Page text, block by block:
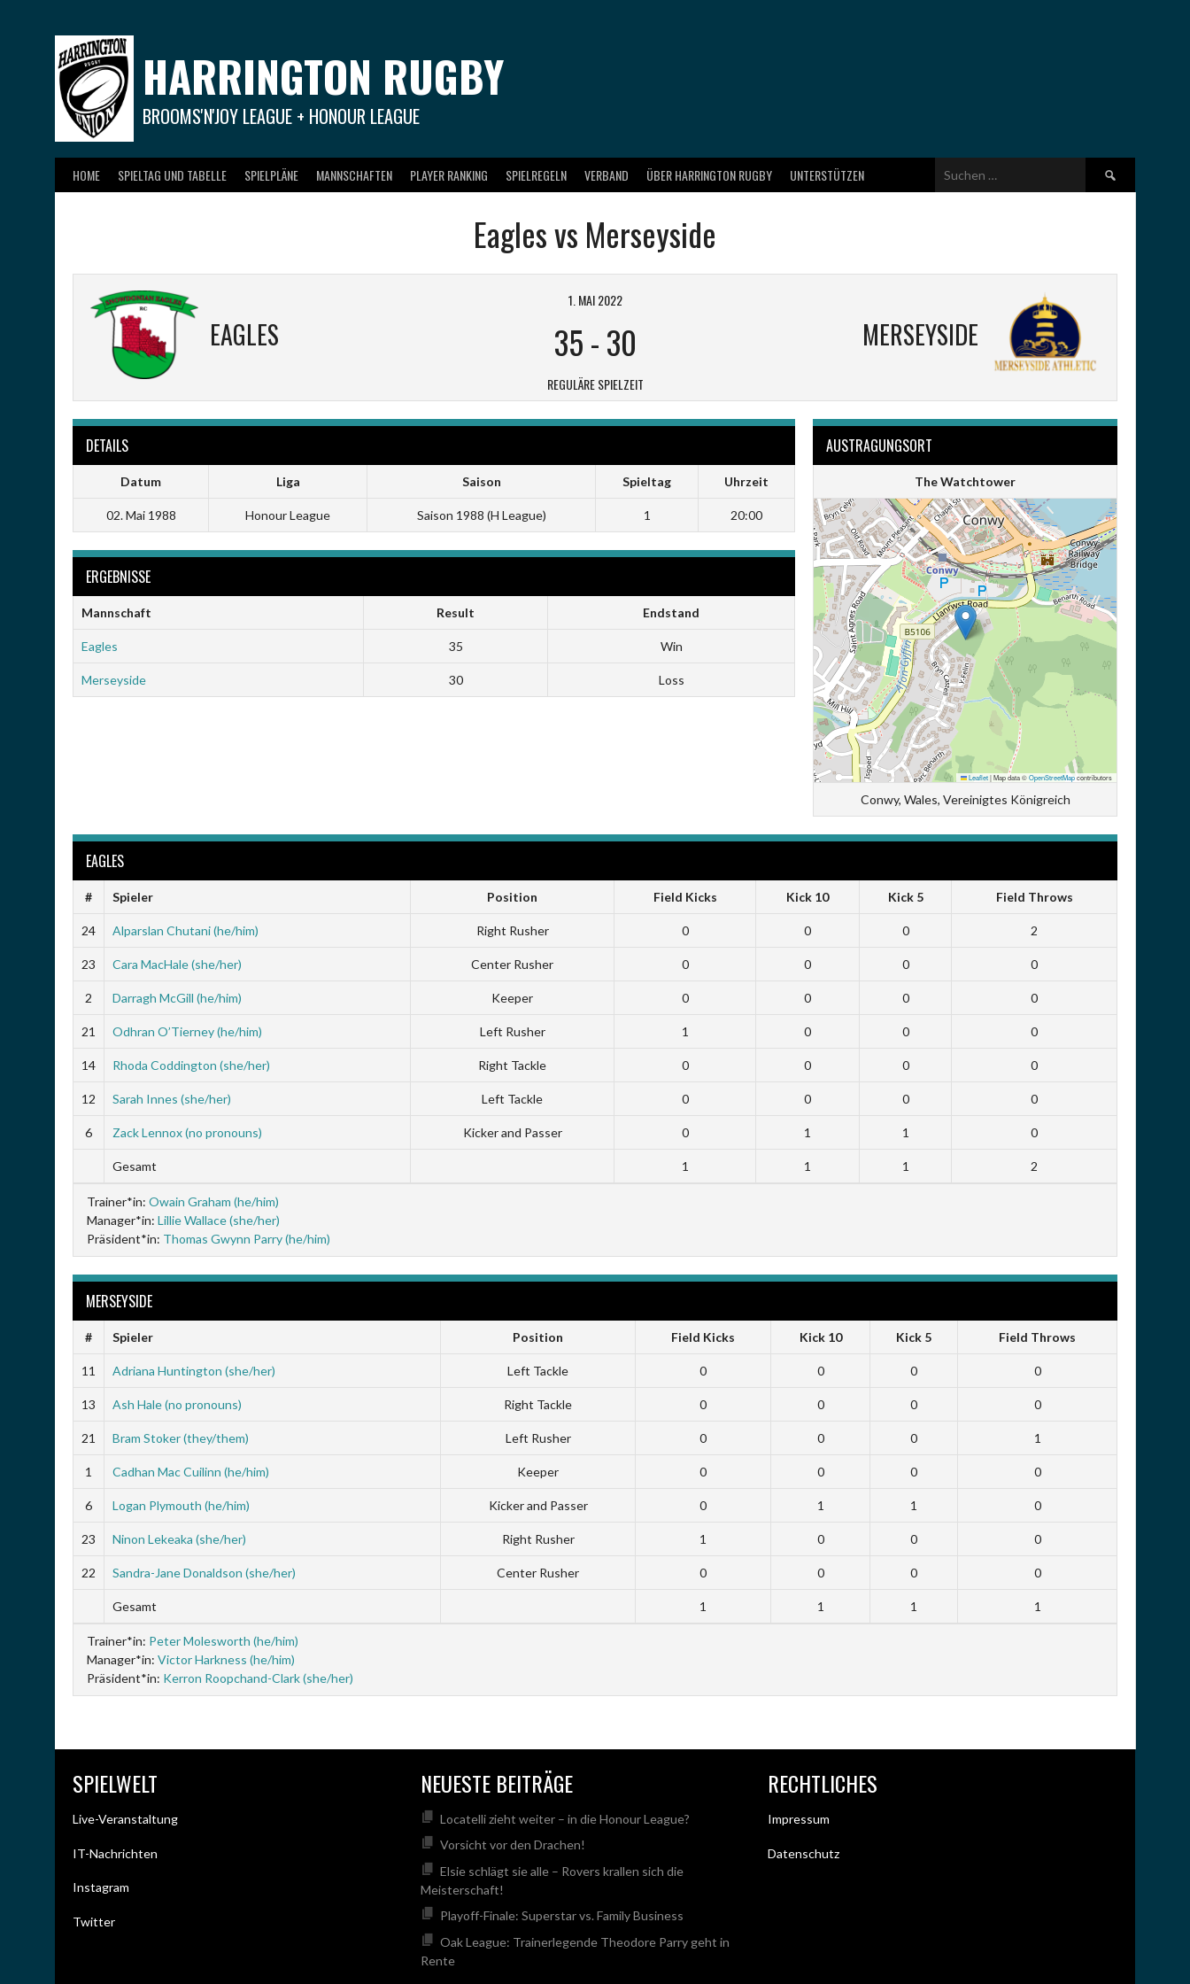
HARRINGTON RUGBY
BROOMS'N'JOY LEAGUE + HONOUR LEAGUE
HOME SPIELTAG UND TABELLE SPIELPLÄNE MANNSCHAFTEN PLAYER RANKING SPIELREGELN VERBAND ÜBER HARRINGTON RUGBY UNTERSTÜTZEN
Suchen
nach:
Eagles vs Merseyside
EAGLES MERSEYSIDE
1. MAI 2022
35-30
REGULÄRE SPIELZEIT
AUSTRAGUNGSORT
The Watchtower
Leaflet|Map data ©OpenStreetMapcontributors
Conwy, Wales, Vereinigtes Königreich
DETAILS
Datum Liga Saison Spieltag Uhrzeit
02. Mai 1988 Honour League Saison 1988 (H League) 1 20:00
ERGEBNISSE
Mannschaft Result Endstand
Eagles 35 Win
Merseyside 30 Loss
EAGLES
# Spieler Position Field Kicks Kick 10 Kick 5 Field Throws
24 Alparslan Chutani (he/him) Right Rusher 0 0 0 2
23 Cara MacHale (she/her) Center Rusher 0 0 0 0
2 Darragh McGill (he/him) Keeper 0 0 0 0
21 Odhran O’Tierney (he/him) Left Rusher 1 0 0 0
14 Rhoda Coddington (she/her) Right Tackle 0 0 0 0
12 Sarah Innes (she/her) Left Tackle 0 0 0 0
6 Zack Lennox (no pronouns) Kicker and Passer 0 1 1 0
Gesamt 1 1 1 2
Trainer*in: Owain Graham (he/him)
Manager*in: Lillie Wallace (she/her)
Präsident*in: Thomas Gwynn Parry (he/him)
MERSEYSIDE
# Spieler Position Field Kicks Kick 10 Kick 5 Field Throws
11 Adriana Huntington (she/her) Left Tackle 0 0 0 0
13 Ash Hale (no pronouns) Right Tackle 0 0 0 0
21 Bram Stoker (they/them) Left Rusher 0 0 0 1
1 Cadhan Mac Cuilinn (he/him) Keeper 0 0 0 0
6 Logan Plymouth (he/him) Kicker and Passer 0 1 1 0
23 Ninon Lekeaka (she/her) Right Rusher 1 0 0 0
22 Sandra-Jane Donaldson (she/her) Center Rusher 0 0 0 0
Gesamt 1 1 1 1
Trainer*in: Peter Molesworth (he/him)
Manager*in: Victor Harkness (he/him)
Präsident*in: Kerron Roopchand-Clark (she/her)
SPIELWELT
Live-Veranstaltung
IT-Nachrichten
Instagram
Twitter
NEUESTE BEITRÄGE
Locatelli zieht weiter – in die Honour League?
Vorsicht vor den Drachen!
Elsie schlägt sie alle – Rovers krallen sich die
Meisterschaft!
Playoff-Finale: Superstar vs. Family Business
Oak League: Trainerlegende Theodore Parry geht in
Rente
RECHTLICHES
Impressum
Datenschutz